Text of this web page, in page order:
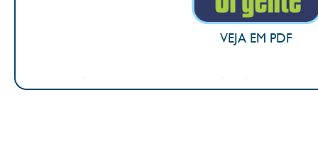
VEJA EM PDF